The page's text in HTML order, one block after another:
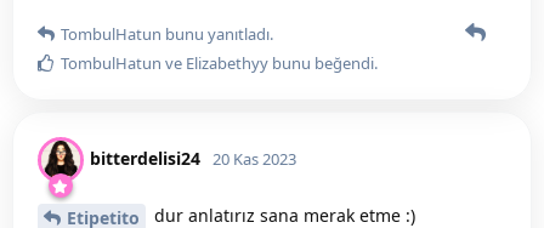
TombulHatun bunu yanıtladı.
TombulHatun ve Elizabethyy bunu beğendi.
bitterdelisi24 20 Kas 2023
Etipetito dur anlatırız sana merak etme :)